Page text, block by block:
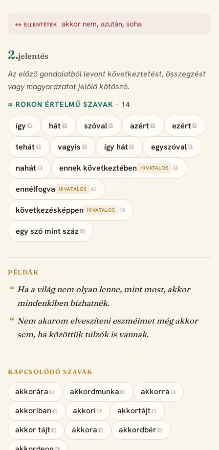
↔ ELLENTÉTEK akkor nem,azután,soha
2.jelentés
Az előző gondolatból levont következtetést, összegzést
vagy magyarázatot jelölő kötőszó.
≈ ROKON ÉRTELMŰ SZAVAK · 14
így ⧉ hát ⧉ szóval⧉ azért⧉ ezért⧉
tehát ⧉ vagyis ⧉ így hát⧉ egyszóval⧉
nahát ⧉ ennek következtében HIVATALOS ⧉
ennélfogva HIVATALOS ⧉
következésképpen HIVATALOS ⧉
egy szó mint száz ⧉
PÉLDÁK
Ha a világ nem olyan lenne, mint most, akkor
mindenkiben bízhatnék.
Nem akarom elveszíteni eszméimet még akkor
sem, ha közöttük túlzók is vannak.
KAPCSOLÓDÓ SZAVAK
akkorára ⧉ akkordmunka ⧉ akkorra ⧉
akkoriban ⧉ akkori ⧉ akkortájt ⧉
akkor tájt ⧉ akkora ⧉ akkordbér⧉